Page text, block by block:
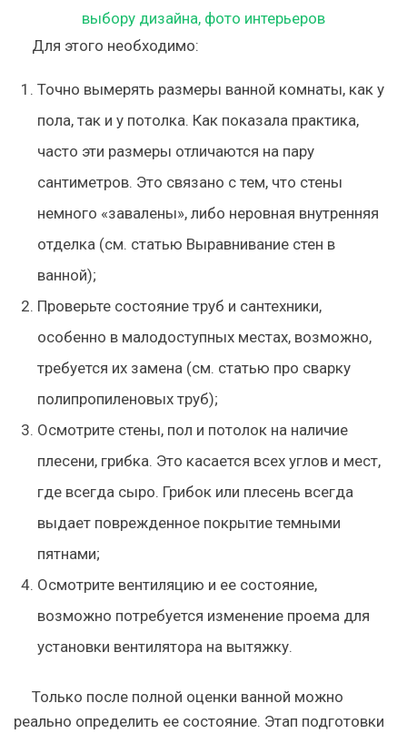
Для этого необходимо:
Точно вымерять размеры ванной комнаты, как у
пола, так и у потолка. Как показала практика,
часто эти размеры отличаются на пару
сантиметров. Это связано с тем, что стены
немного «завалены», либо неровная внутренняя
отделка (см. статью Выравнивание стен в
ванной);
Проверьте состояние труб и сантехники,
особенно в малодоступных местах, возможно,
требуется их замена (см. статью про сварку
полипропиленовых труб);
Осмотрите стены, пол и потолок на наличие
плесени, грибка. Это касается всех углов и мест,
где всегда сыро. Грибок или плесень всегда
выдает поврежденное покрытие темными
пятнами;
Осмотрите вентиляцию и ее состояние,
возможно потребуется изменение проема для
установки вентилятора на вытяжку.
Только после полной оценки ванной можно
реально определить ее состояние. Этап подготовки